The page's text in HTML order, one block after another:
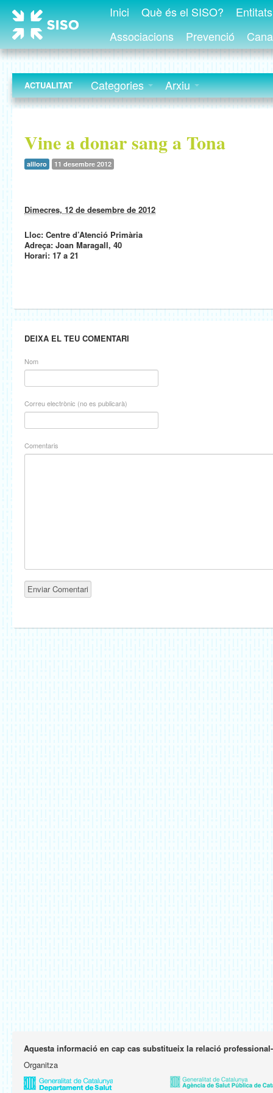
Inici Què és el SISO?
Associacions
Prevenció
ACTUALITAT Categories Arxiu
Vine a donar sang a Tona
allloro 11 desembre 2012
Dimecres, 12 de desembre de 2012
Lloc: Centre d’Atenció Primària
Adreça: Joan Maragall, 40
Horari: 17 a 21
DEIXA EL TEU COMENTARI
Nom
Correu electrònic (no es publicarà)
Comentaris
Aquesta informació en cap cas substitueix la relació
Organitza